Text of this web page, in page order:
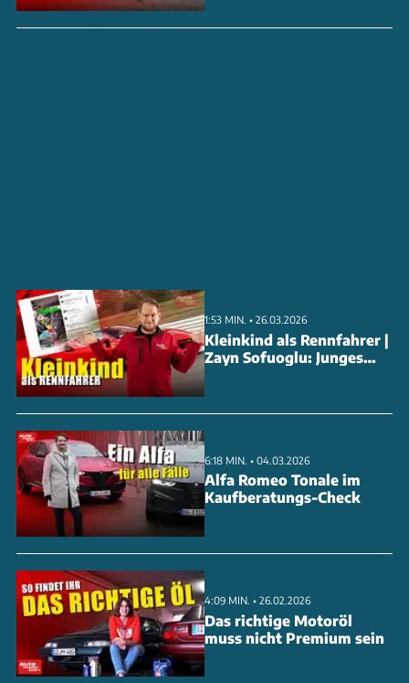
1:53 MIN. • 26.03.2026
Kleinkind als Rennfahrer |
Zayn Sofuoglu: Junges
6:18 MIN. • 04.03.2026
Alfa Romeo Tonale im
Kaufberatungs-Check
4:09 MIN. • 26.02.2026
Das richtige Motoröl
muss nicht Premium sein